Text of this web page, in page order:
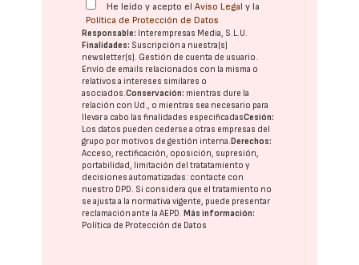
He leído y acepto elAviso Legal y la
Política de Protección de Datos
Responsable: Interempresas Media, S.L.U.
Finalidades: Suscripción a nuestra(s)
newsletter(s). Gestión de cuenta de usuario.
Envío de emails relacionados con la misma o
relativos a intereses similares o
asociados.Conservación: mientras dure la
relación con Ud., o mientras sea necesario para
llevar a cabo las finalidades especificadasCesión:
Los datos pueden cederse a otras empresas del
grupo por motivos de gestión interna. Derechos:
Acceso, rectificación, oposición, supresión,
portabilidad, limitación del tratatamiento y
decisiones automatizadas: contacte con
nuestro DPD. Si considera que el tratamiento no
se ajusta a la normativa vigente, puede presentar
reclamación ante laAEPD. Más información:
Política de Protección de Datos